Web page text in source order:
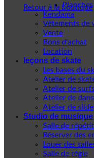
Retour à la boutique
Kendama
Vêtements de
Vente
Bons d'achat
Location
leçons de skate
Les bases du
Atelier de
Atelier de
Atelier de
Atelier de slide
Studio de musique
Salle de
Réserver des
Louer des
Salle de régie